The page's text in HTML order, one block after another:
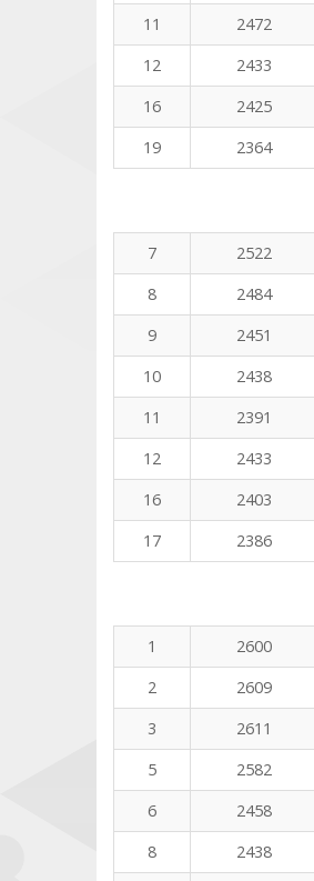
11
2472
12
2433
16
2425
19
2364
7
2522
8
2484
9
2451
10
2438
11
2391
12
2433
16
2403
17
2386
1
2600
2
2609
3
2611
5
2582
6
2458
8
2438